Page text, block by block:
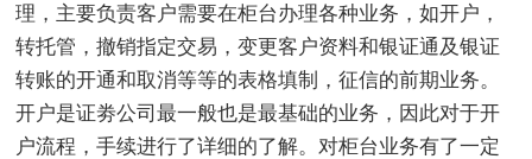
理，主要负责客户需要在柜台办理各种业务，如开户，
转托管，撤销指定交易，变更客户资料和银证通及银证
转账的开通和取消等等的表格填制，征信的前期业务。
开户是证劵公司最一般也是最基础的业务，因此对于开
户流程，手续进行了详细的了解。对柜台业务有了一定